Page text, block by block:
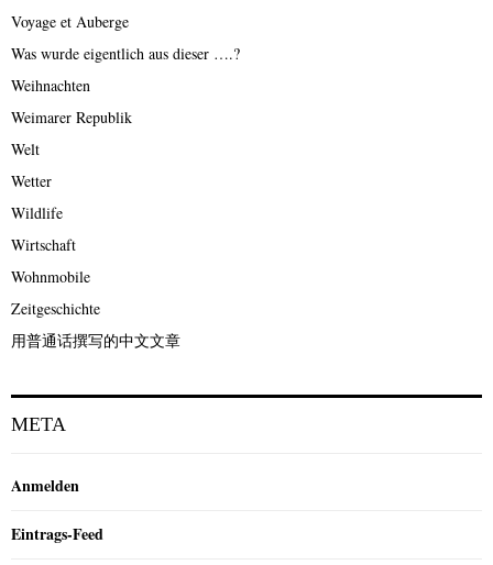
Voyage et Auberge
Was wurde eigentlich aus dieser ….?
Weihnachten
Weimarer Republik
Welt
Wetter
Wildlife
Wirtschaft
Wohnmobile
Zeitgeschichte
用普通话撰写的中文文章
META
Anmelden
Eintrags-Feed